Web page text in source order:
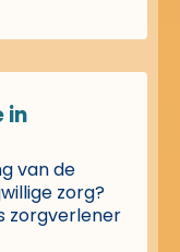
in
van de
zorg?
zorgverlener